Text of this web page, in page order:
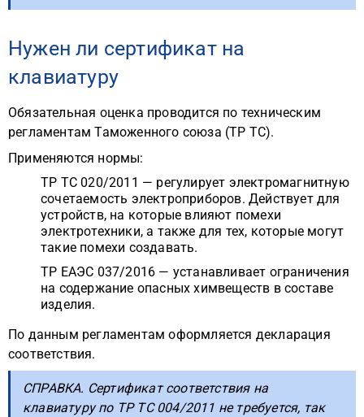
Нужен ли сертификат на
клавиатуру
Обязательная оценка проводится по техническим
регламентам Таможенного союза (ТР ТС).
Применяются нормы:
ТР ТС 020/2011 — регулирует электромагнитную
сочетаемость электроприборов. Действует для
устройств, на которые влияют помехи
электротехники, а также для тех, которые могут
такие помехи создавать.
ТР ЕАЭС 037/2016 — устанавливает ограничения
на содержание опасных химвеществ в составе
изделия.
По данным регламентам оформляется декларация
соответствия.
СПРАВКА. Сертификат соответствия на
клавиатуру по ТР ТС 004/2011 не требуется, так